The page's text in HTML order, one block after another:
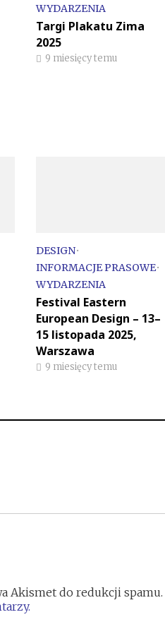
WYDARZENIA
Targi Plakatu Zima
2025
9 miesięcy temu
DESIGN•
INFORMACJE PRASOWE•
WYDARZENIA
Festival Eastern
European Design – 13–
15 listopada 2025,
Warszawa
9 miesięcy temu
Akismet do redukcji spamu.